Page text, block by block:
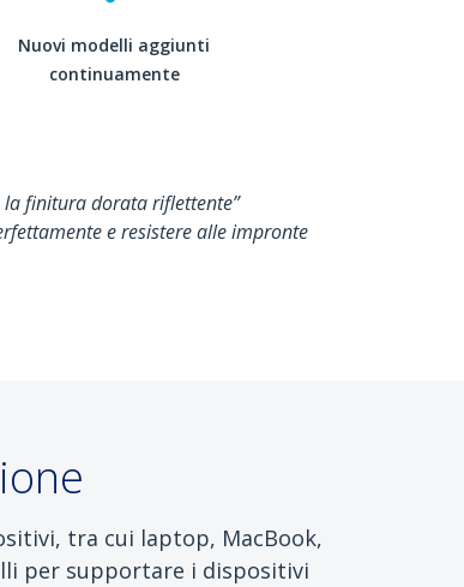
Nuovi modelli aggiunti
continuamente
finitura dorata riflettente”
e resistere alle impronte
tra cui laptop, MacBook,
per supportare i dispositivi